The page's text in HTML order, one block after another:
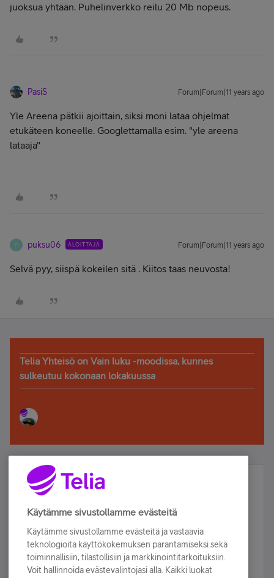
juoksua yhtään. Puhelinverkko reilu 20 Mb nopeus.
PasiS Forum|Forum|11 years ago
Yle Areena pätkii ajoittain, siksi moni lataa ohjelmat
etukäteen koneelle. Googlettamalla esim. "yle areena
lataaja"
P puksu06 ALOITTAJA Forum|Forum|11 years ago
Selvä pyy, siispä kokeilen sitä . Kiitos taas neuvosta!
Telia Yhteisö on Vain luku -moodissa, kunnes
sulkeutuu kokonaan lokakuussa
Älä jää paitsi – osallistu ja voita!
Tilaa Telian uutiskirje ja olet mukana arvonnassa.
sähköpostiisi.
Tilaa nyt
Käytämme sivustollamme evästeitä
Käytämme sivustollamme evästeitä ja vastaavia
teknologioita käyttökokemuksen parantamiseksi sekä
toiminnallisiin, tilastollisiin ja markkinointitarkoituksiin.
Voit hallinnoida evästevalintojasi alla. Kaikki luokat